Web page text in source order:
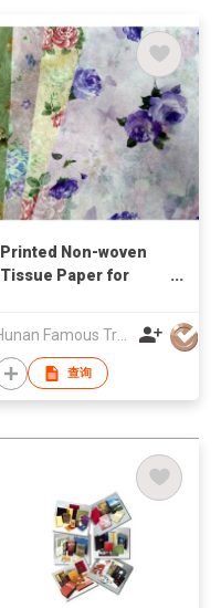
Printed Non-woven
Tissue Paper for
Hunan Famous Trading Co., Ltd.
查询